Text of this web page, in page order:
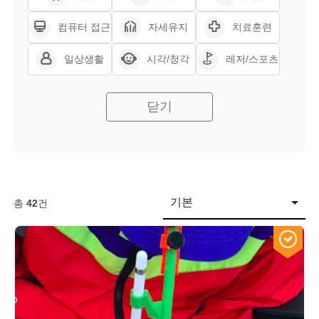
컴퓨터 접근 자세유지 치료훈련
일상생활 시각/청각 레저/스포츠
닫기
총42건 기본